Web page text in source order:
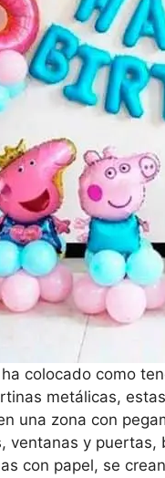
colocado como
metálicas,
una zona con
ventanas y
con papel, se